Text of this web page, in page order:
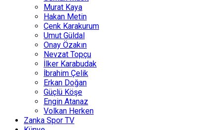
Murat Kaya
Hakan Metin
Cenk Karakurum
Umut Güldal
Onay Özakın
Nevzat Topçu
İlker Karabudak
İbrahim Çelik
Erkan Doğan
Güçlü Köşe
Engin Atanaz
Volkan Herken
Zanka Spor TV